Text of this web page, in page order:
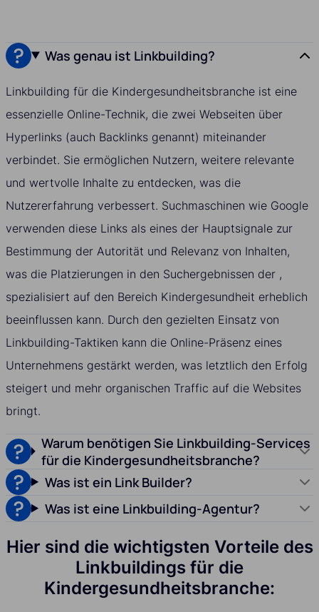
Was genau ist Linkbuilding?
Linkbuilding für die Kindergesundheitsbranche ist eine
essenzielle Online-Technik, die zwei Webseiten über
Hyperlinks (auch Backlinks genannt) miteinander
verbindet. Sie ermöglichen Nutzern, weitere relevante
und wertvolle Inhalte zu entdecken, was die
Nutzererfahrung verbessert. Suchmaschinen wie Google
verwenden diese Links als eines der Hauptsignale zur
Bestimmung der Autorität und Relevanz von Inhalten,
was die Platzierungen in den Suchergebnissen der ,
spezialisiert auf den Bereich Kindergesundheit erheblich
beeinflussen kann. Durch den gezielten Einsatz von
Linkbuilding-Taktiken kann die Online-Präsenz eines
Unternehmens gestärkt werden, was letztlich den Erfolg
steigert und mehr organischen Traffic auf die Websites
bringt.
Warum benötigen Sie Linkbuilding-Services
für die Kindergesundheitsbranche?
Was ist ein Link Builder?
Was ist eine Linkbuilding-Agentur?
Hier sind die wichtigsten Vorteile des
Linkbuildings für die
Kindergesundheitsbranche: